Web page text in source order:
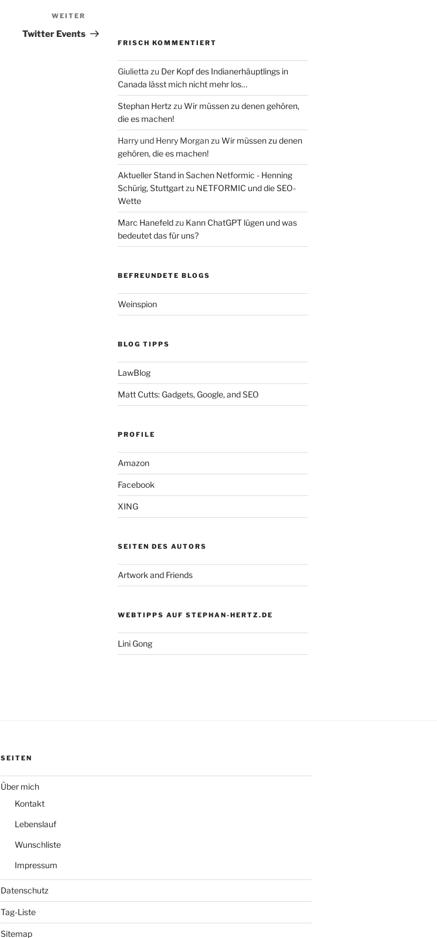
Beitrag
WEITER
Twitter Events
FRISCH KOMMENTIERT
Giulietta zu Der Kopf des Indianerhäuptlings in
Canada lässt mich nicht mehr los…
Stephan Hertz zu Wir müssen zu denen gehören,
die es machen!
Harry und Henry Morganzu Wir müssen zu denen
gehören, die es machen!
Aktueller Stand in Sachen Netformic - Henning
Schürig, Stuttgartzu NETFORMIC und die SEO-
Wette
Marc Hanefeldzu Kann ChatGPT lügen und was
bedeutet das für uns?
BEFREUNDETE BLOGS
Weinspion
BLOG TIPPS
LawBlog
Matt Cutts: Gadgets, Google, and SEO
PROFILE
Amazon
Facebook
XING
SEITEN DES AUTORS
Artwork and Friends
WEBTIPPS AUF STEPHAN-HERTZ.DE
Lini Gong
SEITEN
Über mich
Kontakt
Lebenslauf
Wunschliste
Impressum
Datenschutz
Tag-Liste
Sitemap